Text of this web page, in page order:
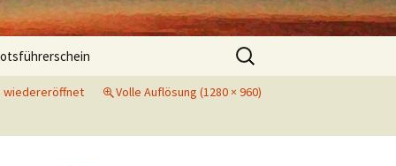
Indoorcup in Dessau
Suchen
nach:
wiedereröffnet Volle Auflösung (1280 × 960)